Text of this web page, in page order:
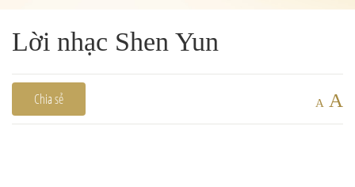
Lời nhạc Shen Yun
Chia sẻ A A